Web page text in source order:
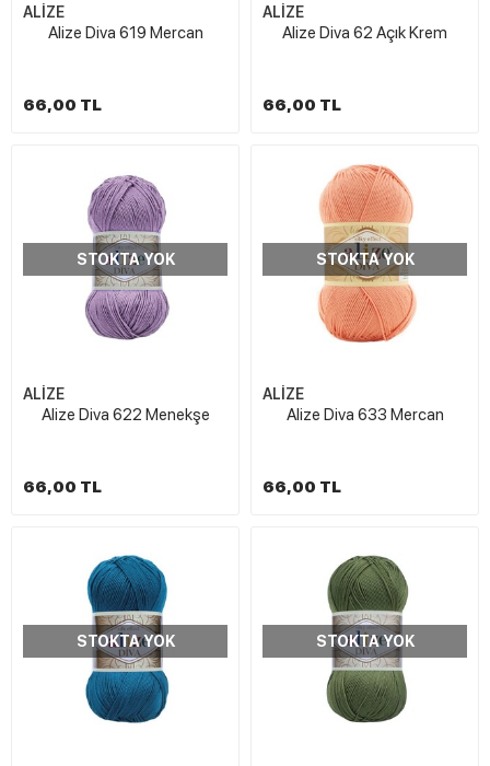
ALİZE
Alize Diva 619 Mercan
66,00 TL
ALİZE
Alize Diva 62 Açık Krem
66,00 TL
STOKTA YOK
ALİZE
Alize Diva 622 Menekşe
66,00 TL
STOKTA YOK
ALİZE
Alize Diva 633 Mercan
66,00 TL
STOKTA YOK STOKTA YOK